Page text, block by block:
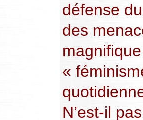
défense
des
«
N’est-il